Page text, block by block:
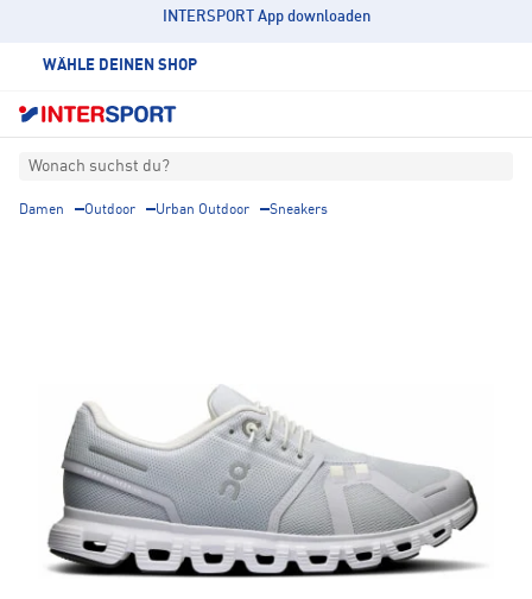
INTERSPORT App downloaden
WÄHLE DEINEN SHOP
Wonach suchst du?
Damen Outdoor Urban Outdoor Sneakers